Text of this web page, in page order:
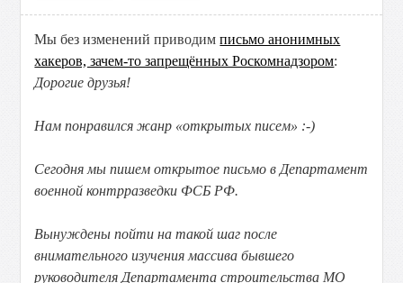
Мы без изменений приводимписьмо анонимных
хакеров, зачем-то запрещённых Роскомнадзором:
Дорогие друзья!
Нам понравился жанр «открытых писем» :-)
Сегодня мы пишем открытое письмо в Департамент
военной контрразведки ФСБ РФ.
Вынуждены пойти на такой шаг после
внимательного изучения массива бывшего
руководителя Департамента строительства МО